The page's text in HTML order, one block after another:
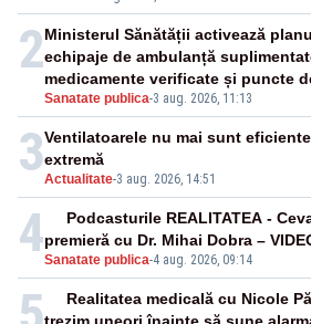
2
Sanatate publica-3 aug. 2026, 11:13
Ministerul Sănătății activează
echipaje de ambulanță
medicamente verificate și puncte
publice
3Actualitate-3 aug. 2026, 14:51
Ventilatoarele nu mai sunt
extremă
4Sanatate publica-4 aug. 2026, 09:14
Podcasturile REALITATEA -
premieră cu Dr. Mihai Dobra –
Realitatea medicală cu Nicole
trezim uneori înainte să sune